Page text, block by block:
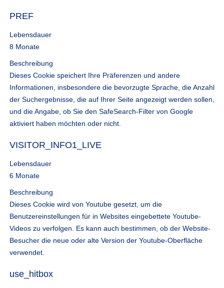
PREF
Lebensdauer
8 Monate
Beschreibung
Dieses Cookie speichert Ihre Präferenzen und andere
Informationen, insbesondere die bevorzugte Sprache, die Anzahl
der Suchergebnisse, die auf Ihrer Seite angezeigt werden sollen,
und die Angabe, ob Sie den SafeSearch-Filter von Google
aktiviert haben möchten oder nicht.
VISITOR_INFO1_LIVE
Lebensdauer
6 Monate
Beschreibung
Dieses Cookie wird von Youtube gesetzt, um die
Benutzereinstellungen für in Websites eingebettete Youtube-
Videos zu verfolgen. Es kann auch bestimmen, ob der Website-
Besucher die neue oder alte Version der Youtube-Oberfläche
verwendet.
use_hitbox